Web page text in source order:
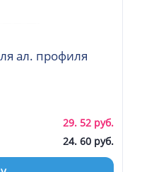
ал. профиля
29. 52 руб.
24. 60 руб.